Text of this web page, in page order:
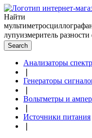
Найти
мультиметросциллограф
лупуизмеритель разности
Search
Анализаторы
Генераторы
Вольтметры и
Источники питания